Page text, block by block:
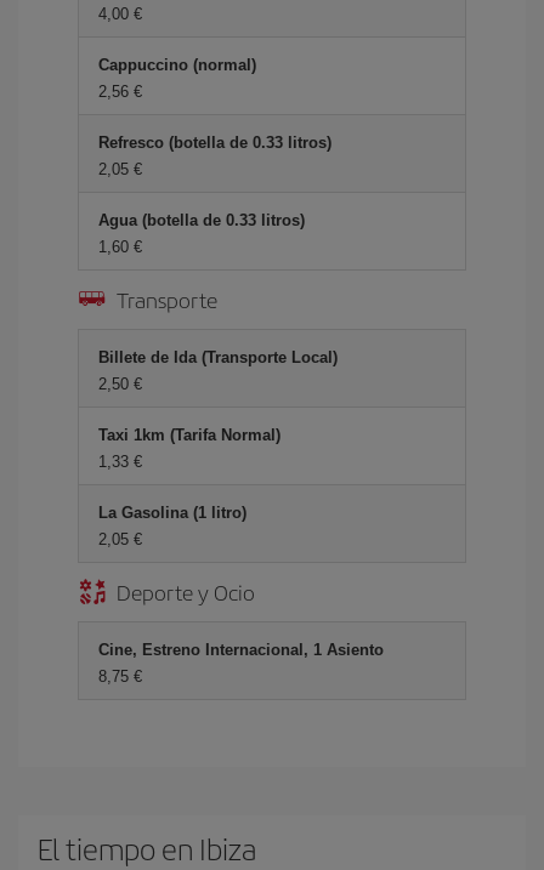
4,00 €
Cappuccino (normal)
2,56 €
Refresco (botella de 0.33 litros)
2,05 €
Agua (botella de 0.33 litros)
1,60 €
Transporte
Billete de Ida (Transporte Local)
2,50 €
Taxi 1km (Tarifa Normal)
1,33 €
La Gasolina (1 litro)
2,05 €
Deporte y Ocio
Cine, Estreno Internacional, 1 Asiento
8,75 €
El tiempo en Ibiza